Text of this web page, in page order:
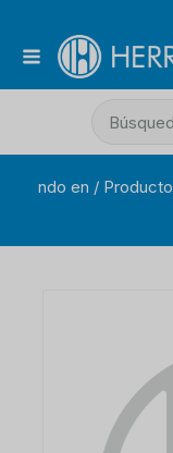
ndo en /